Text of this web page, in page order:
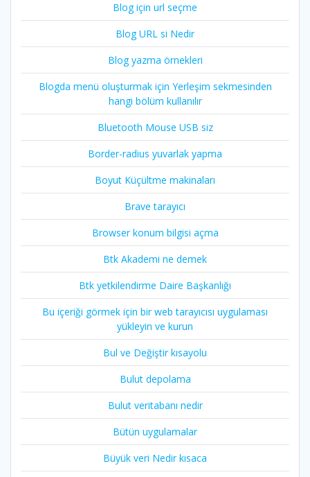
Blog için url seçme
Blog URL si Nedir
Blog yazma örnekleri
Blogda menü oluşturmak için Yerleşim sekmesinden
hangi bölüm kullanılır
Bluetooth Mouse USB siz
Border-radius yuvarlak yapma
Boyut Küçültme makinaları
Brave tarayıcı
Browser konum bilgisi açma
Btk Akademi ne demek
Btk yetkilendirme Daire Başkanlığı
Bu içeriği görmek için bir web tarayıcısı uygulaması
yükleyin ve kurun
Bul ve Değiştir kısayolu
Bulut depolama
Bulut veritabanı nedir
Bütün uygulamalar
Büyük veri Nedir kısaca